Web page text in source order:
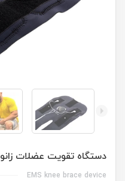
دستگاه تقويت عضلات زانو EMS
EMS knee brace device